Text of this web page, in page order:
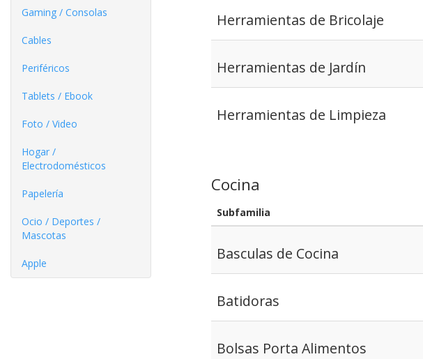
Gaming / Consolas
Cables
Periféricos
Tablets / Ebook
Foto / Video
Hogar /
Electrodomésticos
Papelería
Ocio / Deportes /
Mascotas
Apple
Herramientas de Bricolaje
Herramientas de Jardín
Herramientas de Limpieza
Cocina
Subfamilia
Basculas de Cocina
Batidoras
Bolsas Porta Alimentos